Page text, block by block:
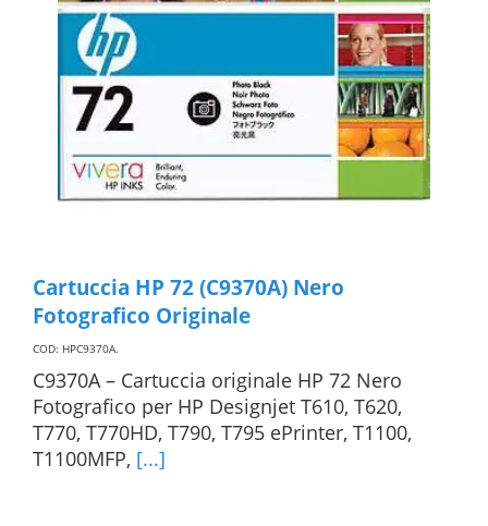
Cartuccia HP 72 (C9370A) Nero
Fotografico Originale
COD: HPC9370A.
C9370A – Cartuccia originale HP 72 Nero
Fotografico per HP Designjet T610, T620,
T770, T770HD, T790, T795 ePrinter, T1100,
T1100MFP, [...]